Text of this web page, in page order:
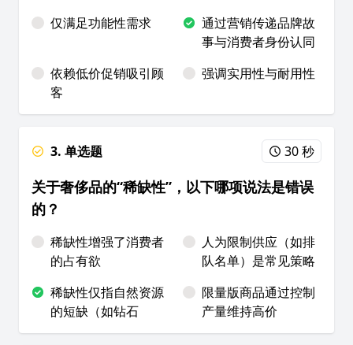
仅满足功能性需求
通过营销传递品牌故
事与消费者身份认同
依赖低价促销吸引顾
客
强调实用性与耐用性
3. 单选题 30 秒
关于奢侈品的“稀缺性”，以下哪项说法是错误
的？
稀缺性增强了消费者
的占有欲
人为限制供应（如排
队名单）是常见策略
稀缺性仅指自然资源
的短缺（如钻石
限量版商品通过控制
产量维持高价